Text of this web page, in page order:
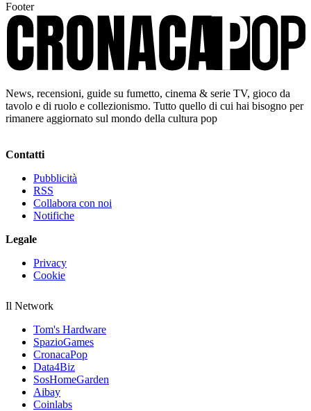
Footer
News, recensioni, guide su fumetto, cinema & serie TV, gioco da
tavolo e di ruolo e collezionismo. Tutto quello di cui hai bisogno per
rimanere aggiornato sul mondo della cultura pop
Contatti
Pubblicità
RSS
Collabora con noi
Notifiche
Legale
Privacy
Cookie
Il Network
Tom's Hardware
SpazioGames
CronacaPop
Data4Biz
SosHomeGarden
Aibay
Coinlabs